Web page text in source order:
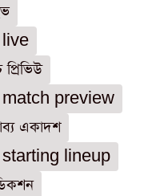
preview
একাদশ
lineup